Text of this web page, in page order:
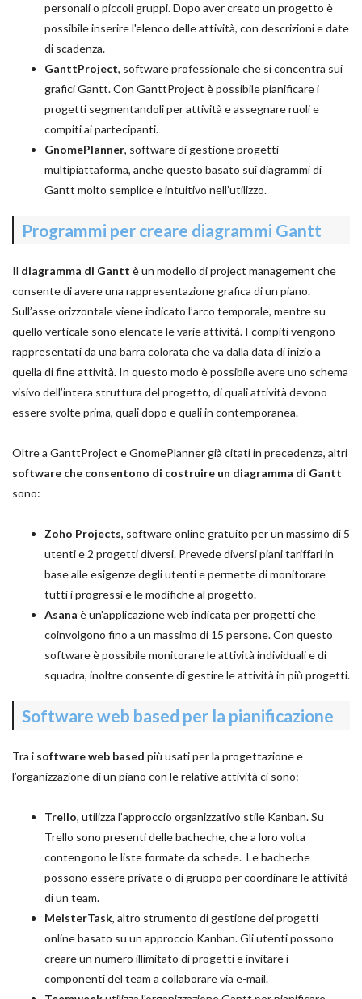
personali o piccoli gruppi. Dopo aver creato un progetto è
possibile inserire l'elenco delle attività, con descrizioni e date
di scadenza.
GanttProject, software professionale che si concentra sui
grafici Gantt. Con GanttProject è possibile pianificare i
progetti segmentandoli per attività e assegnare ruoli e
compiti ai partecipanti.
GnomePlanner, software di gestione progetti
multipiattaforma, anche questo basato sui diagrammi di
Gantt molto semplice e intuitivo nell’utilizzo.
Programmi per creare diagrammi Gantt
Il diagramma di Gantt è un modello di project management che
consente di avere una rappresentazione grafica di un piano.
Sull’asse orizzontale viene indicato l’arco temporale, mentre su
quello verticale sono elencate le varie attività. I compiti vengono
rappresentati da una barra colorata che va dalla data di inizio a
quella di fine attività. In questo modo è possibile avere uno schema
visivo dell’intera struttura del progetto, di quali attività devono
essere svolte prima, quali dopo e quali in contemporanea.
Oltre a GanttProject e GnomePlanner già citati in precedenza, altri
software che consentono di costruire un diagramma di Gantt
sono:
Zoho Projects, software online gratuito per un massimo di 5
utenti e 2 progetti diversi. Prevede diversi piani tariffari in
base alle esigenze degli utenti e permette di monitorare
tutti i progressi e le modifiche al progetto.
Asana è un'applicazione web indicata per progetti che
coinvolgono fino a un massimo di 15 persone. Con questo
software è possibile monitorare le attività individuali e di
squadra, inoltre consente di gestire le attività in più progetti.
Software web based per la pianificazione
Tra i software web based più usati per la progettazione e
l’organizzazione di un piano con le relative attività ci sono:
Trello, utilizza l’approccio organizzativo stile Kanban. Su
Trello sono presenti delle bacheche, che a loro volta
contengono le liste formate da schede. Le bacheche
possono essere private o di gruppo per coordinare le attività
di un team.
MeisterTask, altro strumento di gestione dei progetti
online basato su un approccio Kanban. Gli utenti possono
creare un numero illimitato di progetti e invitare i
componenti del team a collaborare via e-mail.